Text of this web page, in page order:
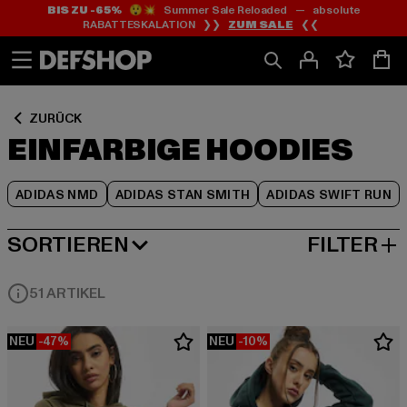
Zum
Inhalt
springen
Zum
Fußzeile
springen
BIS ZU -65%😲💥 Summer Sale Reloaded — absolute
RABATTESKALATION ❯❯ ZUM SALE ❮❮
ZURÜCK
EINFARBIGE HOODIES
ADIDAS NMD ADIDAS STAN SMITH ADIDAS SWIFT RUN
Zum
Produktraster
springen
SORTIEREN
BELIEBTESTE FILTER
51 ARTIKEL
NEU -47% NEU -10%